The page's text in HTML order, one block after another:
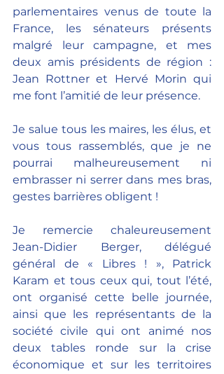
parlementaires venus de toute la
France, les sénateurs présents
malgré leur campagne, et mes
deux amis présidents de région :
Jean Rottner et Hervé Morin qui
me font l’amitié de leur présence.
Je salue tous les maires, les élus, et
vous tous rassemblés, que je ne
pourrai malheureusement ni
embrasser ni serrer dans mes bras,
gestes barrières obligent !
Je remercie chaleureusement
Jean-Didier Berger, délégué
général de « Libres ! », Patrick
Karam et tous ceux qui, tout l’été,
ont organisé cette belle journée,
ainsi que les représentants de la
société civile qui ont animé nos
deux tables ronde sur la crise
économique et sur les territoires